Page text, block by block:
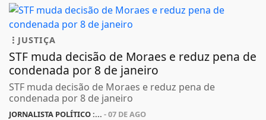
JUSTIÇA
STF muda decisão de Moraes e reduz pena de
condenada por 8 de janeiro
STF muda decisão de Moraes e reduz pena de
condenada por 8 de janeiro
JORNALISTA POLÍTICO :... - 07 DE AGO